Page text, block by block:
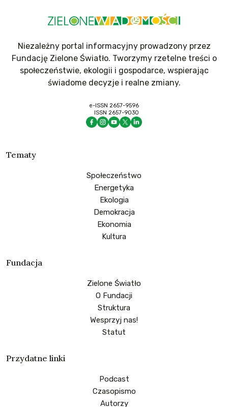
Niezależny portal informacyjny prowadzony przez
Fundację Zielone Światło. Tworzymy rzetelne treści o
społeczeństwie, ekologii i gospodarce, wspierając
świadome decyzje i realne zmiany.
e-ISSN 2657-9596
ISSN 2657-9030
Tematy
Społeczeństwo
Energetyka
Ekologia
Demokracja
Ekonomia
Kultura
Fundacja
Zielone Światło
O Fundacji
Struktura
Wesprzyj nas!
Statut
Przydatne linki
Podcast
Czasopismo
Autorzy